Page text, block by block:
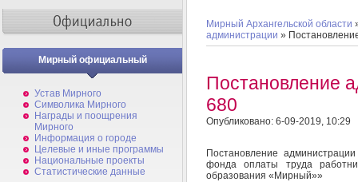
Мирный официальный
Устав Мирного
Символика Мирного
Награды и поощрения
Мирного
Информация о городе
Целевые и иные программы
Национальные проекты
Статистические данные
Мирный Архангельской области
администрации »
Постановление
680
Опубликовано: 6-09-2019, 10:29
Постановление
фонда оплаты труда
образования «Мирный»»